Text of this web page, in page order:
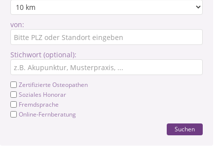
von:
Stichwort (optional):
Zertifizierte Osteopathen
Soziales Honorar
Fremdsprache
Online-Fernberatung
Suchen